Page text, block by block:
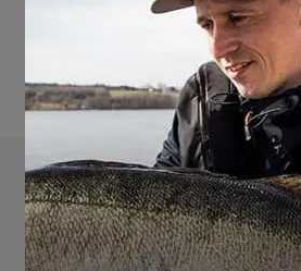
Sortiment
Nyheter